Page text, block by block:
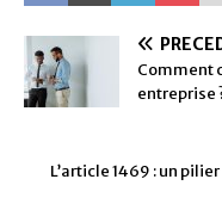
Comment
entreprise
L’article 1469 : un